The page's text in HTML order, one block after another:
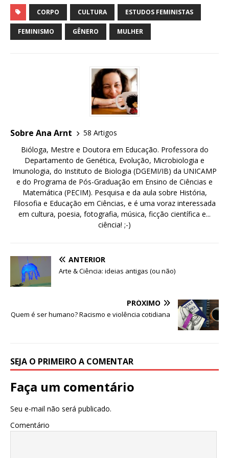
c
e
st
o
ai
l
ar
e
CORPO CULTURA ESTUDOS FEMINISTAS
FEMINISMO GÊNERO MULHER
Sobre Ana Arnt
58 Artigos
Bióloga, Mestre e Doutora em Educação. Professora do
Departamento de Genética, Evolução, Microbiologia e
Imunologia, do Instituto de Biologia (DGEMI/IB) da UNICAMP
e do Programa de Pós-Graduação em Ensino de Ciências e
Matemática (PECIM). Pesquisa e da aula sobre História,
Filosofia e Educação em Ciências, e é uma voraz interessada
em cultura, poesia, fotografia, música, ficção científica e...
ciência! ;-)
ANTERIOR
Arte & Ciência: ideias antigas (ou não)
PRÓXIMO
Quem é ser humano? Racismo e violência cotidiana
SEJA O PRIMEIRO A COMENTAR
Faça um comentário
Seu e-mail não será publicado.
Comentário